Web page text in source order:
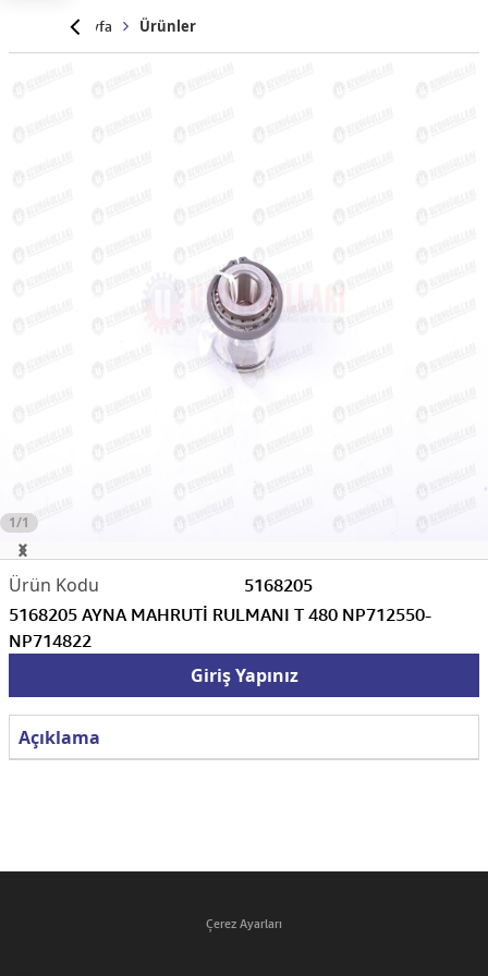
Anasayfa Ürünler
1/1
5168205
5168205 AYNA MAHRUTİ RULMANI T 480 NP712550-
NP714822
Giriş Yapınız
Açıklama
Çerez Ayarları